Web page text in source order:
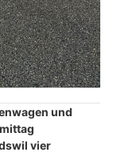
und
vier